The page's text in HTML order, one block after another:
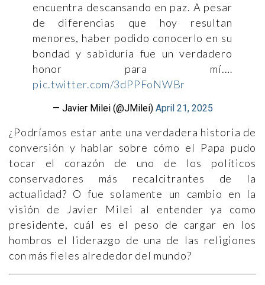
encuentra descansando en paz. A pesar
de diferencias que hoy resultan
menores, haber podido conocerlo en su
bondad y sabiduría fue un verdadero
honor para mí.…
pic.twitter.com/3dPPFoNWBr
— Javier Milei (@JMilei) April 21, 2025
¿Podríamos estar ante una verdadera historia de
conversión y hablar sobre cómo el Papa pudo
tocar el corazón de uno de los políticos
conservadores más recalcitrantes de la
actualidad? O fue solamente un cambio en la
visión de Javier Milei al entender ya como
presidente, cuál es el peso de cargar en los
hombros el liderazgo de una de las religiones
con más fieles alrededor del mundo?